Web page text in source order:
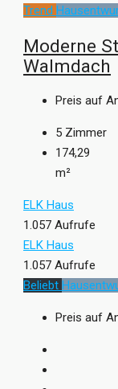
Trend
Moderne
Walmdach
Preis auf
5 Zimmer
174,29
m²
ELK Haus
1.057 Aufrufe
ELK Haus
1.057 Aufrufe
Beliebt
Preis auf